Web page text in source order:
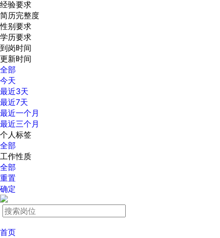
经验要求
简历完整度
性别要求
学历要求
到岗时间
更新时间
全部
今天
最近3天
最近7天
最近一个月
最近三个月
个人标签
全部
工作性质
全部
重置
确定
首页